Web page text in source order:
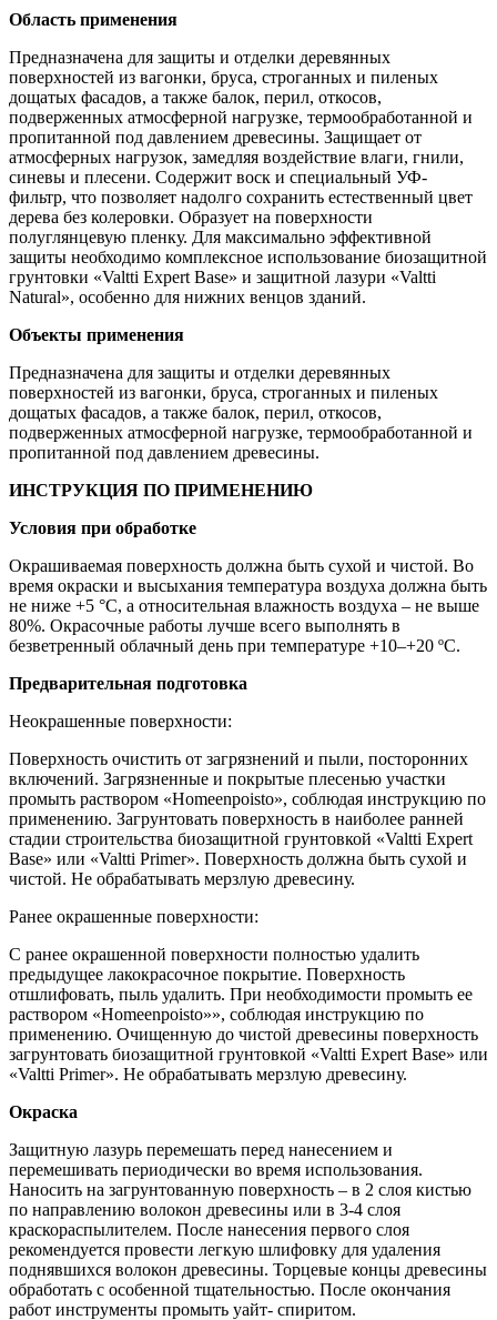
Область применения
Предназначена для защиты и отделки деревянных
поверхностей из вагонки, бруса, строганных и пиленых
дощатых фасадов, а также балок, перил, откосов,
подверженных атмосферной нагрузке, термообработанной и
пропитанной под давлением древесины. Защищает от
атмосферных нагрузок, замедляя воздействие влаги, гнили,
синевы и плесени. Содержит воск и специальный УФ-
фильтр, что позволяет надолго сохранить естественный цвет
дерева без колеровки. Образует на поверхности
полуглянцевую пленку. Для максимально эффективной
защиты необходимо комплексное использование биозащитной
грунтовки «Valtti Expert Base» и защитной лазури «Valtti
Natural», особенно для нижних венцов зданий.
Объекты применения
Предназначена для защиты и отделки деревянных
поверхностей из вагонки, бруса, строганных и пиленых
дощатых фасадов, а также балок, перил, откосов,
подверженных атмосферной нагрузке, термообработанной и
пропитанной под давлением древесины.
ИНСТРУКЦИЯ ПО ПРИМЕНЕНИЮ
Условия при обработке
Окрашиваемая поверхность должна быть сухой и чистой. Во
время окраски и высыхания температура воздуха должна быть
не ниже +5 °С, а относительная влажность воздуха – не выше
80%. Окрасочные работы лучше всего выполнять в
безветренный облачный день при температуре +10–+20 ºС.
Предварительная подготовка
Неокрашенные поверхности:
Поверхность очистить от загрязнений и пыли, посторонних
включений. Загрязненные и покрытые плесенью участки
промыть раствором «Homeenpoisto», соблюдая инструкцию по
применению. Загрунтовать поверхность в наиболее ранней
стадии строительства биозащитной грунтовкой «Valtti Expert
Base» или «Valtti Primer». Поверхность должна быть сухой и
чистой. Не обрабатывать мерзлую древесину.
Ранее окрашенные поверхности:
С ранее окрашенной поверхности полностью удалить
предыдущее лакокрасочное покрытие. Поверхность
отшлифовать, пыль удалить. При необходимости промыть ее
раствором «Homeenpoisto»», соблюдая инструкцию по
применению. Очищенную до чистой древесины поверхность
загрунтовать биозащитной грунтовкой «Valtti Expert Base» или
«Valtti Primer». Не обрабатывать мерзлую древесину.
Окраска
Защитную лазурь перемешать перед нанесением и
перемешивать периодически во время использования.
Наносить на загрунтованную поверхность – в 2 слоя кистью
по направлению волокон древесины или в 3-4 слоя
краскораспылителем. После нанесения первого слоя
рекомендуется провести легкую шлифовку для удаления
поднявшихся волокон древесины. Торцевые концы древесины
обработать с особенной тщательностью. После окончания
работ инструменты промыть уайт- спиритом.